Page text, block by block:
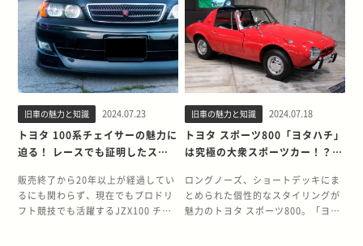
カーです。 レース仕様を意識して開
発されたエンジンなど、勝つための
工夫が随所に凝らされたR32型GT-R
の誕生背景と実力を振り返ってみま
しょう。 レースで勝つために作られ
たR32型GT-R 1985年に始まった日
JTC（Japan Touringcar
Championship）で思うような結果
が残せていなかった日産は、「サー
ラインの存在価値はない」とGT-R
復活への決意を固めます。 スカイラ
イン 2000GT-R以来16年ぶりに登場
れたホンダ開発陣のこだわりと、今
も愛される理由を徹底的に紹介しま
す。 ビートは初物づくしのすごい軽
自動車 1990年代に登場したビート
は、「初」という冠のつく仕様が多
数盛り込まれた画期的なモデルでし
決して奇をてらったものではなく、
ホンダがこだわり抜いて開発した結
果です。 まずは、ビートの仕様を改
のミッドシップフルオープンモノコ
ックボディ 1991年に発売されたビ
ートは、量産車として世界で初めて
旧車の魅力と知識 2024.07.23
トヨタ 100系チェイサーの魅力に
迫る！ レースでも証明したスポ
販売終了から20年以上が経過してい
るにも関わらず、現在でもプロドリ
フト競技でも活躍するJZX100 チェ
旧車の魅力と知識 2024.07.18
トヨタ スポーツ800「ヨタハチ」
は究極の大衆スポーツカー！？
景に迫る
ロングノーズ、ショートデッキにま
とめられた個性的なスタイリングが
魅力のトヨタ スポーツ800。「ヨタ